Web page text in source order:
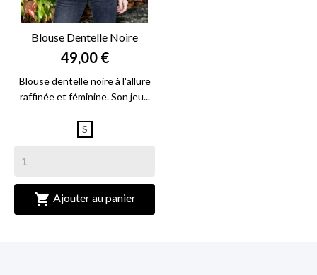
Blouse Dentelle Noire
49,00 €
Blouse dentelle noire à l'allure
raffinée et féminine. Son jeu...
S
 Ajouter au panier